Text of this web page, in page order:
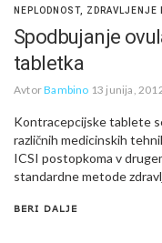
NEPLODNOST, ZDRAVLJENJE
Spodbujanje
tabletka
AvtorBambino 13 junija,
Kontracepcijske tablete
različnih medicinskih
ICSI postopkoma v
standardne metode
BERI DALJE